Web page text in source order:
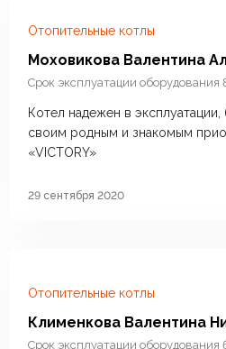
Отопительные котлы
Моховикова Валентина
Срок эксплуатации оборудования
Котел надежен в
своим родным и знакомым
«VICTORY»
29 сентября 2020
Отопительные котлы
Клименкова Валентина
Срок эксплуатации оборудования